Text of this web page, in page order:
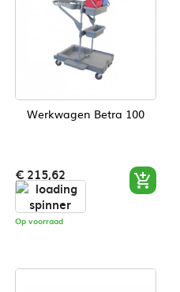
Werkwagen Betra 100
€ 215,62
Op voorraad
